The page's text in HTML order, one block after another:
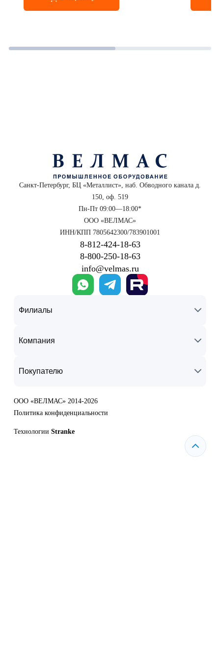
Санкт-Петербург, БЦ «Металлист», наб. Обводного канала д.
150, оф. 519
Пн-Пт 09:00—18:00*
ООО «ВЕЛМАС»
ИНН/КПП 7805642300/783901001
8‑812‑424‑18‑63
8‑800‑250‑18‑63
info@velmas.ru
Филиалы
Компания
Покупателю
ООО «ВЕЛМАС» 2014-2026
Политика конфиденциальности
Технологии Stranke